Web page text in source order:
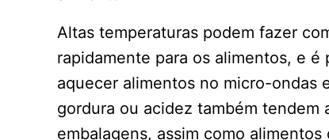
Altas temperaturas podem fazer
rapidamente para os alimentos, e
aquecer alimentos no micro-ondas
gordura ou acidez também tendem
embalagens, assim como